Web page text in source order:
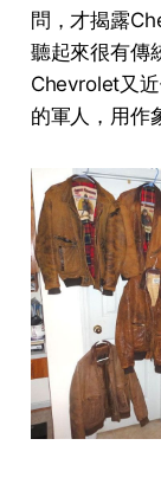
問，才揭露
聽起來很有傳
Chevrolet又
的軍人，用作